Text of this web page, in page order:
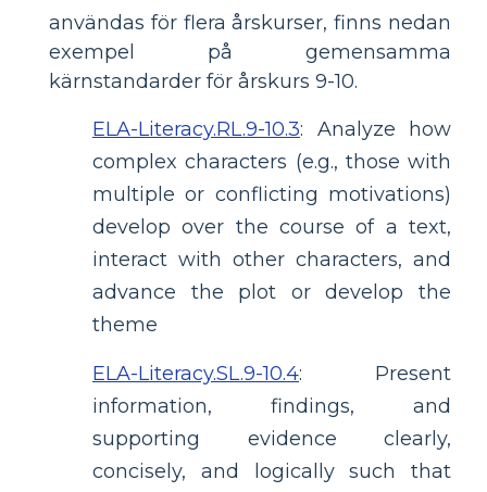
användas för flera årskurser, finns nedan
exempel på gemensamma
kärnstandarder för årskurs 9-10.
ELA-Literacy.RL.9-10.3: Analyze how
complex characters (e.g., those with
multiple or conflicting motivations)
develop over the course of a text,
interact with other characters, and
advance the plot or develop the
theme
ELA-Literacy.SL.9-10.4: Present
information, findings, and
supporting evidence clearly,
concisely, and logically such that